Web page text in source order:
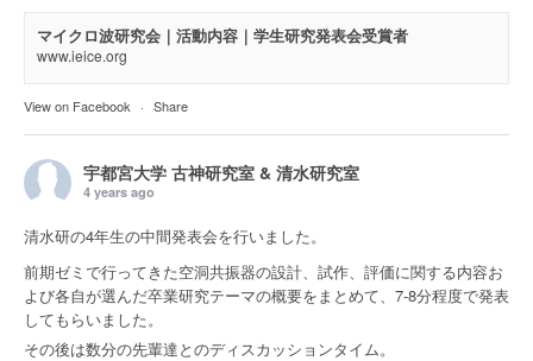
マイクロ波研究会｜活動内容｜学生研究発表会受賞者
www.ieice.org
View on Facebook · Share
宇都宮大学 古神研究室 & 清水研究室
4 years ago
清水研の4年生の中間発表会を行いました。
前期ゼミで行ってきた空洞共振器の設計、試作、評価に関する内容お
よび各自が選んだ卒業研究テーマの概要をまとめて、7-8分程度で発表
してもらいました。
その後は数分の先輩達とのディスカッションタイム。